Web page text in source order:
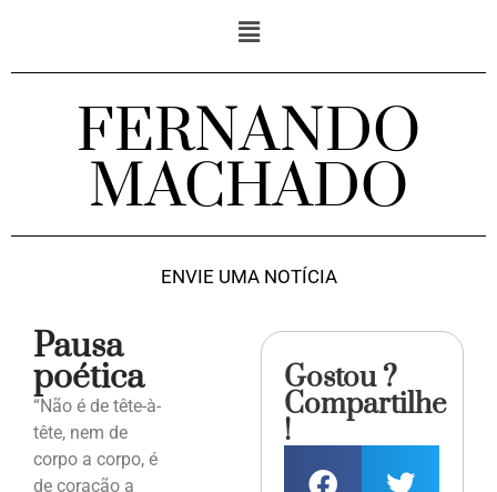
FERNANDO
MACHADO
ENVIE UMA NOTÍCIA
Pausa
poética
“Não é de tête-à-
tête, nem de
corpo a corpo, é
de coração a
Gostou ?
Compartilhe
!